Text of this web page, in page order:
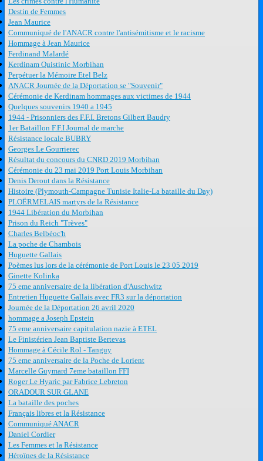
Destin de Femmes
Jean Maurice
Communiqué de l'ANACR contre l'antisémitisme et le racisme
Hommage à Jean Maurice
Ferdinand Malardé
Kerdinam Quistinic Morbihan
Perpétuer la Mémoire Etel Belz
ANACR Journée de la Déportation se "Souvenir"
Cérémonie de Kerdinam hommages aux victimes de 1944
Quelques souvenirs 1940 a 1945
1944 - Prisonniers des F.F.I. Bretons Gilbert Baudry
1er Bataillon F.F.I Journal de marche
Résistance locale BUBRY
Georges Le Gourrierec
Résultat du concours du CNRD 2019 Morbihan
Cérémonie du 23 mai 2019 Port Louis Morbihan
Denis Derout dans la Résistance
Histoire (Plymouth-Campagne Tunisie Italie-La bataille du Day)
PLOËRMELAIS martyrs de la Résistance
1944 Libération du Morbihan
Prison du Reich "Trèves"
Charles Belbéoc'h
La poche de Chambois
Huguette Gallais
Poèmes lus lors de la cérémonie de Port Louis le 23 05 2019
Ginette Kolinka
75 eme anniversaire de la libération d'Auschwitz
Entretien Huguette Gallais avec FR3 sur la déportation
Journée de la Déportation 26 avril 2020
hommage a Joseph Epstein
75 eme anniversaire capitulation nazie à ETEL
Le Finistérien Jean Baptiste Bertevas
Hommage à Cécile Rol - Tanguy
75 eme anniversaire de la Poche de Lorient
Marcelle Guymard 7eme bataillon FFI
Roger Le Hyaric par Fabrice Lebreton
ORADOUR SUR GLANE
La bataille des poches
Français libres et la Résistance
Communiqué ANACR
Daniel Cordier
Les Femmes et la Résistance
Héroïnes de la Résistance